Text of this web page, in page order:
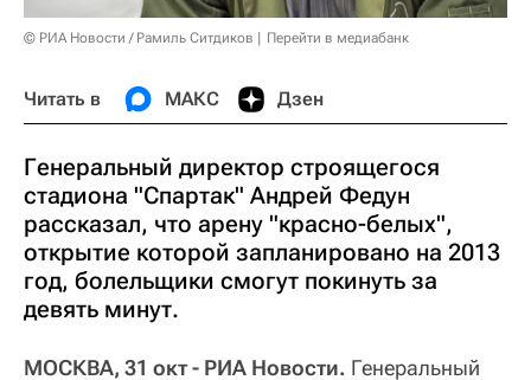
© РИА Новости / Рамиль Ситдиков Перейти в медиабанк
Читать в МАКС Дзен
Генеральный директор строящегося
стадиона "Спартак" Андрей Федун
рассказал, что арену "красно-белых",
открытие которой запланировано на 2013
год, болельщики смогут покинуть за
девять минут.
МОСКВА, 31 окт - РИА Новости. Генеральный